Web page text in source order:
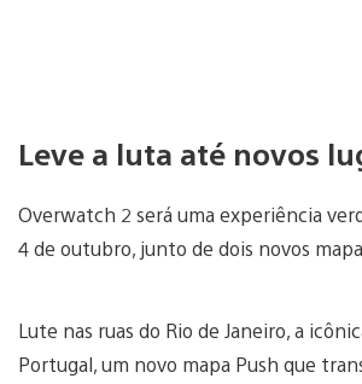
Leve a luta até novos
Overwatch 2 será uma experiência
4 de outubro, junto de dois novos
Lute nas ruas do Rio de Janeiro, a
Portugal, um novo mapa Push que